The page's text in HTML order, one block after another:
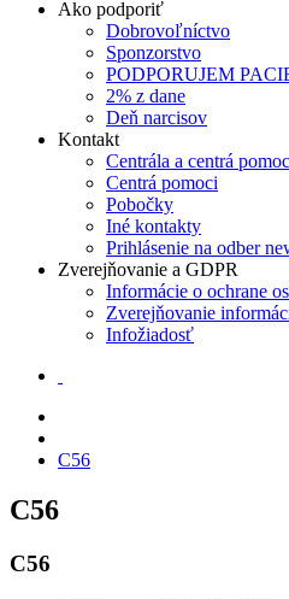
Ako podporiť
Dobrovoľníctvo
Sponzorstvo
PODPORUJEM
2% z dane
Deň narcisov
Kontakt
Centrála a centrá
Centrá pomoci
Pobočky
Iné kontakty
Prihlásenie na odber
Zverejňovanie a GDPR
Informácie o ochrane
Zverejňovanie
Infožiadosť
C56
C56
C56